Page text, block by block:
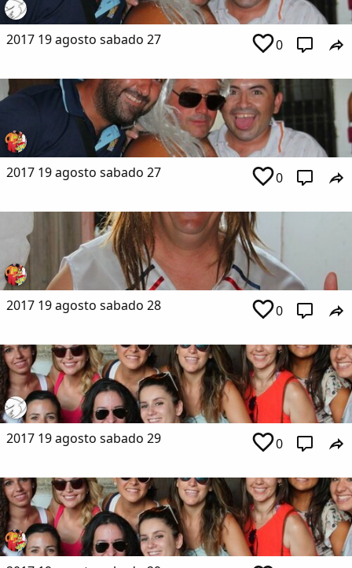
2017 19 agosto sabado 27 0
2017 19 agosto sabado 27 0
2017 19 agosto sabado 28 0
2017 19 agosto sabado 29 0
Comparte
Compartir en Facebook
Compartir en Twitter